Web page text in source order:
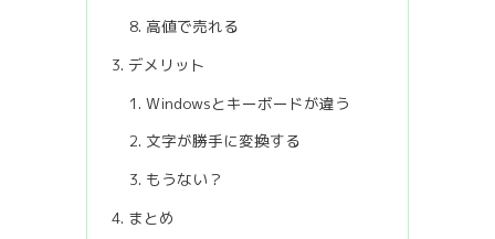
高値で売れる
デメリット
Windowsとキーボードが違う
文字が勝手に変換する
もうない？
まとめ